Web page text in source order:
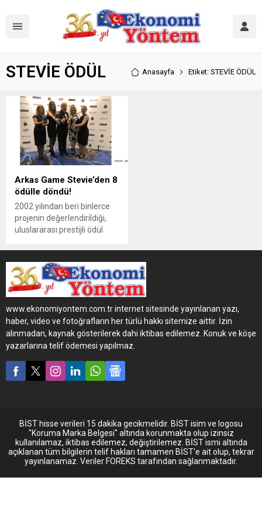
STEVİE ÖDÜL Anasayfa Etiket: STEVİE ÖDÜL
Arkas Game Stevie’den 8
ödülle döndü!
2002 yılından beri binlerce
projenin değerlendirildiği,
uluslararası prestijli ödül
Ödülleri sahiplerini buldu. A
Game altın, gümüş ve bronz
olmak üzere 8 ödül birden
kazandı!
www.ekonomiyontem.com.tr internet sitesinde yayınlanan yazı,
haber, video ve fotoğrafların her türlü hakkı sitemize aittir. İzin
alınmadan, kaynak gösterilerek dahi iktibas edilemez. Konuk ve köşe
yazarlarına telif ödemesi yapılmaz.
BİST hisse verileri 15 dakika gecikmelidir. BİST isim ve logosu
"Koruma Marka Belgesi" altında korunmakta olup izinsiz
kullanılamaz, iktibas edilemez, değiştirilemez. BİST ismi altında
açıklanan tüm bilgilerin telif hakları tamamen BİST'e ait olup, tekrar
yayınlanamaz. Veriler FOREKS tarafından sağlanmaktadır.